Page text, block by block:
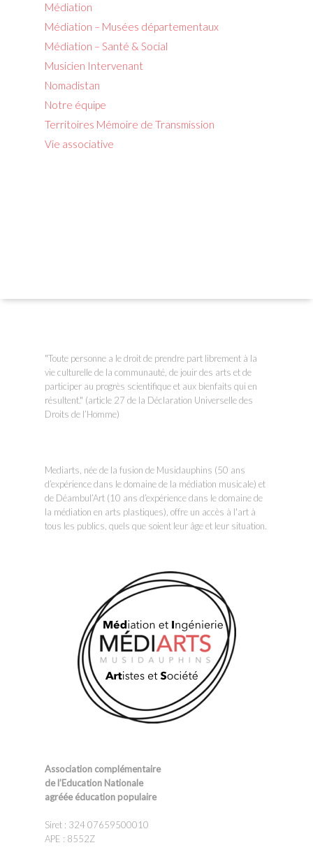
Médiation
Médiation – Musées départementaux
Médiation – Santé & Social
Musicien Intervenant
Nomadistan
Notre équipe
Territoires Mémoire de Transmission
Vie associative
"Toute personne a le droit de prendre part librement à la
vie culturelle de la communauté, de jouir des arts et de
participer au progrès scientifique et aux bienfaits qui en
résultent." (article 27 de la Déclaration Universelle des
Droits de l’Homme)
Mediarts, née de la fusion de Musidauphins (50 ans
d’expérience dans le domaine de la médiation musicale) et
de Déambul’Art (10 ans d’expérience dans le domaine de
la médiation en arts plastiques), offre un accès à l'art à
tous les publics, quels que soient leur âge et leur situation.
Association complémentaire
de l’Education Nationale
agréée éducation populaire
Siret : 324 07659500010
APE : 8552Z